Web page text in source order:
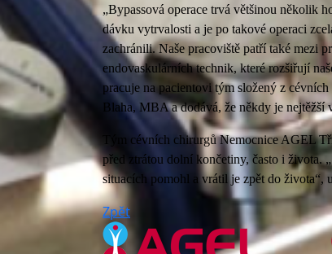
„Bypassová operace trvá většinou několik
dávku vytrvalosti a je po takové operaci
zachránili. Naše pracoviště patří také mezi
endovaskulárních technik, které rozšiřují
pracuje na pacientovi tým složený z
Blaha, MBA a dodává, že někdy je nejtěžší
Tým cévních chirurgů Nemocnice AGEL
před ztrátou dolní končetiny, často i života.
situacích pomohl a vrátil je zpět do
Zpět